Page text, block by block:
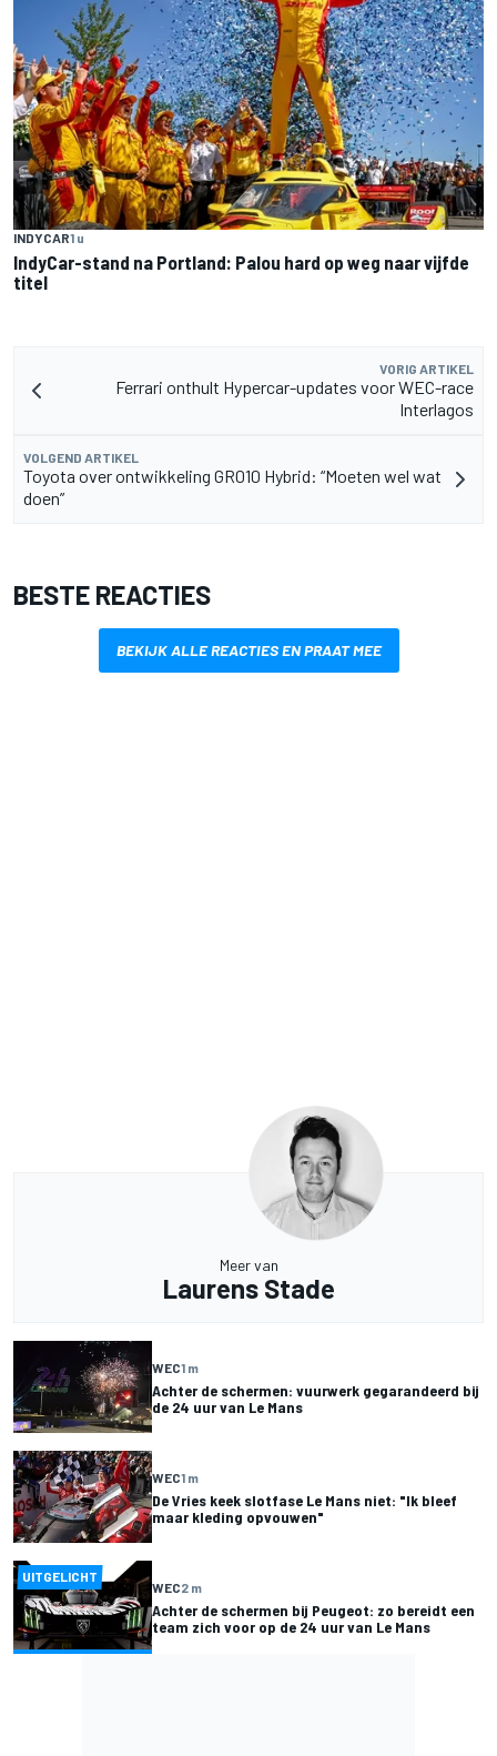
INDYCAR1 u
IndyCar-stand na Portland: Palou hard op weg naar vijfde
titel
VORIG ARTIKEL
Ferrari onthult Hypercar-updates voor WEC-race
Interlagos
VOLGEND ARTIKEL
Toyota over ontwikkeling GR010 Hybrid: “Moeten wel wat
doen”
BESTE REACTIES
BEKIJK ALLE REACTIES EN PRAAT MEE
Meer van
Laurens Stade
WEC1 m
Achter de schermen: vuurwerk gegarandeerd bij
de 24 uur van Le Mans
WEC1 m
De Vries keek slotfase Le Mans niet: "Ik bleef
maar kleding opvouwen"
UITGELICHT
WEC2 m
Achter de schermen bij Peugeot: zo bereidt een
team zich voor op de 24 uur van Le Mans